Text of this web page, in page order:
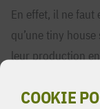
COOKIE
En effet, il ne faut
qu’une tiny
leur production
maisons